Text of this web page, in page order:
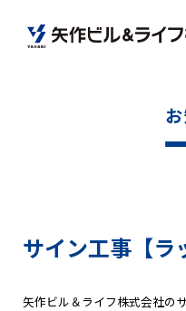
サイン工事【ラ
矢作ビル＆ライフ株式会社の